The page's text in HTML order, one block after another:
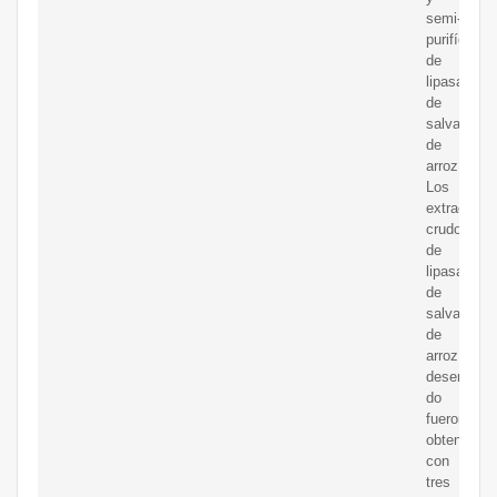
semi-
purifícados
de
lipasa
de
salvado
de
arroz.
Los
extractos
crudos
de
lipasas
de
salvado
de
arroz
do
fueron
obtenidos
con
tres